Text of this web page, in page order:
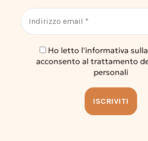
Ho letto l'informativa sulla
acconsento al trattamento
personali